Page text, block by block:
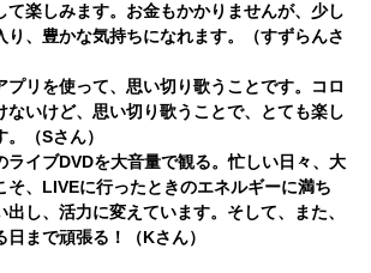
て楽しみます。お金もかかりませんが、少し
り、豊かな気持ちになれます。（すずらんさ
プリを使って、思い切り歌うことです。コロ
ないけど、思い切り歌うことで、とても楽し
（Sさん）
ライブDVDを大音量で観る。忙しい日々、大
そ、LIVEに行ったときのエネルギーに満ち
し、活力に変えています。そして、また、
まで頑張る！（Kさん）